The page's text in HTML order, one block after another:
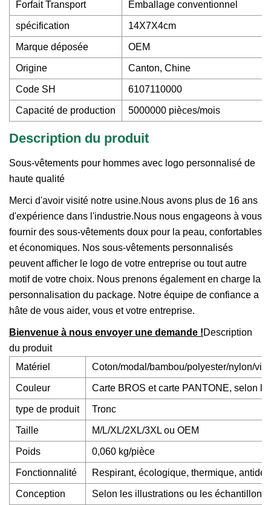
Forfait Transport Emballage conventionnel
spécification 14X7X4cm
Marque déposée OEM
Origine Canton, Chine
Code SH 6107110000
Capacité de production 5000000 pièces/mois
Description du produit
Sous-vêtements pour hommes avec logo personnalisé de
haute qualité
Merci d'avoir visité notre usine.Nous avons plus de 16 ans
d'expérience dans l'industrie.Nous nous engageons à vous
fournir des sous-vêtements doux pour la peau, confortables
et économiques. Nos sous-vêtements personnalisés
peuvent afficher le logo de votre entreprise ou tout autre
motif de votre choix. Nous prenons également en charge la
personnalisation du package. Notre équipe de confiance a
hâte de vous aider, vous et votre entreprise.
Bienvenue à nous envoyer une demande !Description
du produit
Matériel
Coton/modal/bambou/polyester/nylon/
Couleur Carte BROS et carte PANTONE, selon
type de produit Tronc
Taille M/L/XL/2XL/3XL ou OEM
Poids 0,060 kg/pièce
Fonctionnalité Respirant, écologique, thermique,
Conception Selon les illustrations ou les échantillons